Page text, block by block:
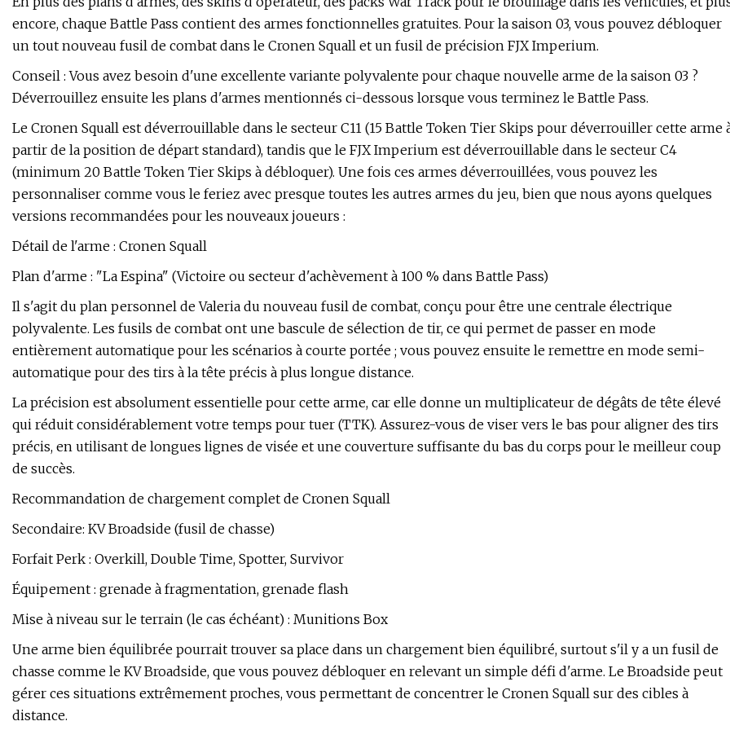
encore, chaque Battle Pass contient des armes fonctionnelles gratuites. Pour la saison 03, vous pouvez débloquer
un tout nouveau fusil de combat dans le Cronen Squall et un fusil de précision FJX Imperium.
Conseil : Vous avez besoin d'une excellente variante polyvalente pour chaque nouvelle arme de la saison 03 ?
Déverrouillez ensuite les plans d'armes mentionnés ci-dessous lorsque vous terminez le Battle Pass.
Le Cronen Squall est déverrouillable dans le secteur C11 (15 Battle Token Tier Skips pour déverrouiller cette arme
partir de la position de départ standard), tandis que le FJX Imperium est déverrouillable dans le secteur C4
(minimum 20 Battle Token Tier Skips à débloquer). Une fois ces armes déverrouillées, vous pouvez les
personnaliser comme vous le feriez avec presque toutes les autres armes du jeu, bien que nous ayons quelques
versions recommandées pour les nouveaux joueurs :
Détail de l'arme : Cronen Squall
Plan d'arme : "La Espina" (Victoire ou secteur d'achèvement à 100 % dans Battle Pass)
Il s'agit du plan personnel de Valeria du nouveau fusil de combat, conçu pour être une centrale électrique
polyvalente. Les fusils de combat ont une bascule de sélection de tir, ce qui permet de passer en mode
entièrement automatique pour les scénarios à courte portée ; vous pouvez ensuite le remettre en mode semi-
automatique pour des tirs à la tête précis à plus longue distance.
La précision est absolument essentielle pour cette arme, car elle donne un multiplicateur de dégâts de tête élevé
qui réduit considérablement votre temps pour tuer (TTK). Assurez-vous de viser vers le bas pour aligner des tirs
précis, en utilisant de longues lignes de visée et une couverture suffisante du bas du corps pour le meilleur coup
de succès.
Recommandation de chargement complet de Cronen Squall
Secondaire: KV Broadside (fusil de chasse)
Forfait Perk : Overkill, Double Time, Spotter, Survivor
Équipement : grenade à fragmentation, grenade flash
Mise à niveau sur le terrain (le cas échéant) : Munitions Box
Une arme bien équilibrée pourrait trouver sa place dans un chargement bien équilibré, surtout s'il y a un fusil de
chasse comme le KV Broadside, que vous pouvez débloquer en relevant un simple défi d'arme. Le Broadside peut
gérer ces situations extrêmement proches, vous permettant de concentrer le Cronen Squall sur des cibles à
distance.